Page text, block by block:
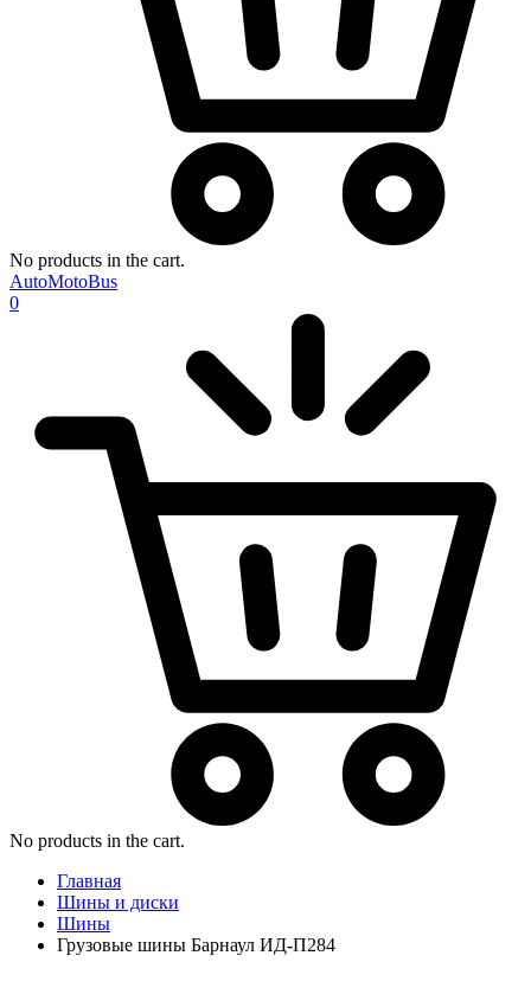
No products in the cart.
AutoMotoBus
0
No products in the cart.
Главная
Шины и диски
Шины
Грузовые шины Барнаул ИД-П284